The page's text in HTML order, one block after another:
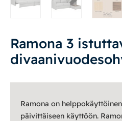
Senioreille
Oma tili|
Ramona 3
Ramona on
päivittäiseen käyttöön.